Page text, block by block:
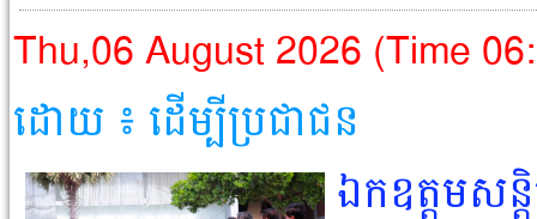
Thu,06 August 2026 (Time
ដោយ ៖ ដើម្បីប្រជាជន​
ឯកឧត្តមស